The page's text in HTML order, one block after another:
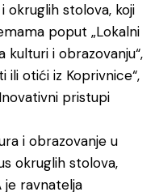
okruglih stolova, koji
poput „Lokalni
i obrazovanju“,
ili otići iz Koprivnice“,
pristupi
i obrazovanje u
okruglih stolova,
je ravnatelja